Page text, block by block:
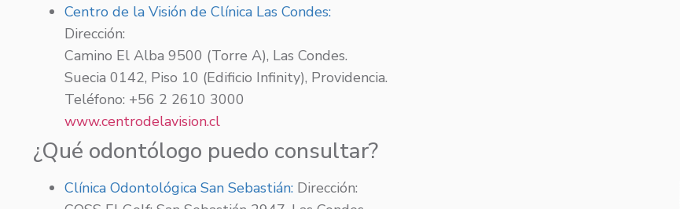
Centro de la Visión de Clínica Las Condes:
Dirección:
Camino El Alba 9500 (Torre A), Las Condes.
Suecia 0142, Piso 10 (Edificio Infinity), Providencia.
Teléfono: +56 2 2610 3000
www.centrodelavision.cl
¿Qué odontólogo puedo consultar?
Clínica Odontológica San Sebastián: Dirección: